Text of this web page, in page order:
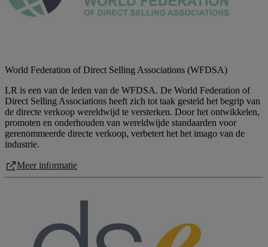
World Federation of Direct Selling Associations (WFDSA)
LR is een van de leden van de WFDSA. De World Federation of
Direct Selling Associations heeft zich tot taak gesteld het begrip van
de directe verkoop wereldwijd te versterken. Door het ontwikkelen,
promoten en onderhouden van wereldwijde standaarden voor
gerenommeerde directe verkoop, verbetert het het imago van de
industrie.
Meer informatie